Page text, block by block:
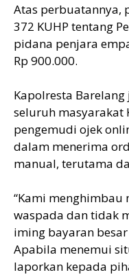
Atas perbuatannya,
372 KUHP tentang
pidana penjara
Rp 900.000.
Kapolresta
seluruh masyarakat
pengemudi ojek
dalam menerima
manual, terutama
“Kami
waspada dan tidak
iming bayaran
Apabila menemui
laporkan kepada